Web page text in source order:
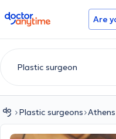
doctoranytime Are
Plastic surgeons Athens